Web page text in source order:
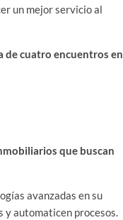
un mejor servicio al
de cuatro encuentros en
que buscan
avanzadas en su
y automaticen procesos.